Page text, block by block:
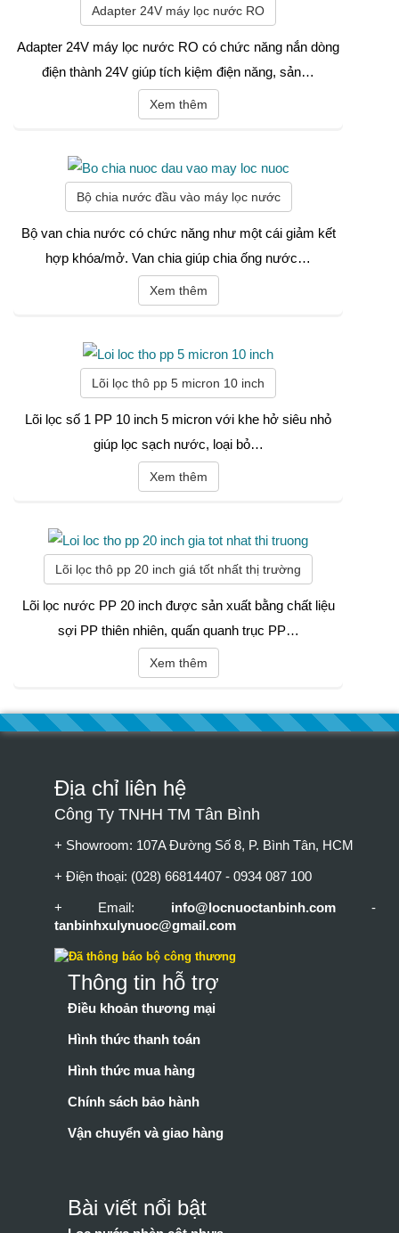
Adapter 24V máy lọc nước RO
Adapter 24V máy lọc nước RO có chức năng nắn dòng
điện thành 24V giúp tích kiệm điện năng, sản…
Xem thêm
Bộ chia nước đầu vào máy lọc nước
Bộ van chia nước có chức năng như một cái giảm kết
hợp khóa/mở. Van chia giúp chia ống nước…
Xem thêm
Lõi lọc thô pp 5 micron 10 inch
Lõi lọc số 1 PP 10 inch 5 micron với khe hở siêu nhỏ
giúp lọc sạch nước, loại bỏ…
Xem thêm
Lõi lọc thô pp 20 inch giá tốt nhất thị trường
Lõi lọc nước PP 20 inch được sản xuất bằng chất liệu
sợi PP thiên nhiên, quấn quanh trục PP…
Xem thêm
Địa chỉ liên hệ
Công Ty TNHH TM Tân Bình
+ Showroom: 107A Đường Số 8, P. Bình Tân, HCM
+ Điện thoại: (028) 66814407 - 0934 087 100
+ Email: info@locnuoctanbinh.com -
tanbinhxulynuoc@gmail.com
Thông tin hỗ trợ
Điều khoản thương mại
Hình thức thanh toán
Hình thức mua hàng
Chính sách bảo hành
Vận chuyển và giao hàng
Bài viết nổi bật